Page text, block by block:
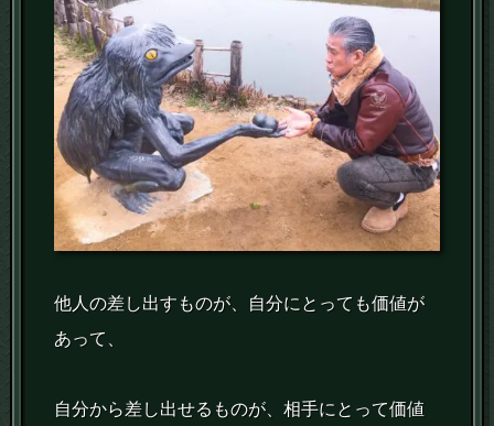
他人の差し出すものが、自分にとっても価値が
あって、
自分から差し出せるものが、相手にとって価値